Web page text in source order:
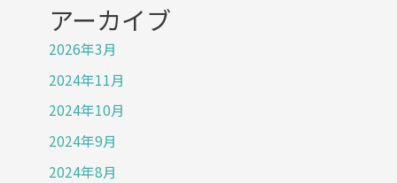
アーカイブ
2026年3月
2024年11月
2024年10月
2024年9月
2024年8月